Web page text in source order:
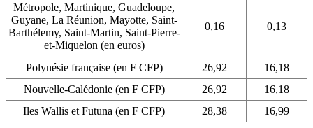
Métropole, Martinique, Guadeloupe,
Guyane, La Réunion, Mayotte, Saint-
Barthélemy, Saint-Martin, Saint-Pierre-
et-Miquelon (en euros)
0,16 0,13
Polynésie française (en F CFP) 26,92
16,18
Nouvelle-Calédonie (en F CFP)
26,92
16,18
Iles Wallis et Futuna (en F CFP)
28,38 16,99